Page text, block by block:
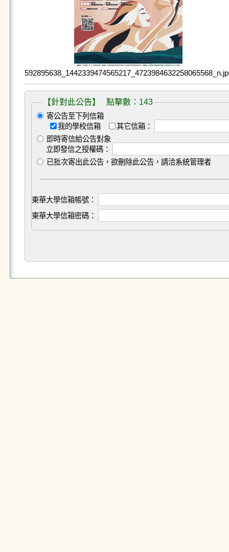
【針對此公告】 點擊數：143
寄公告至下列信箱
我的學校信箱
其它信箱：
即時寄信給公告對象
立即發信之授權碼：
已批次寄出此公告，欲刪除此公告，請洽系統管理者
東華大學信箱帳號：
東華大學信箱密碼：